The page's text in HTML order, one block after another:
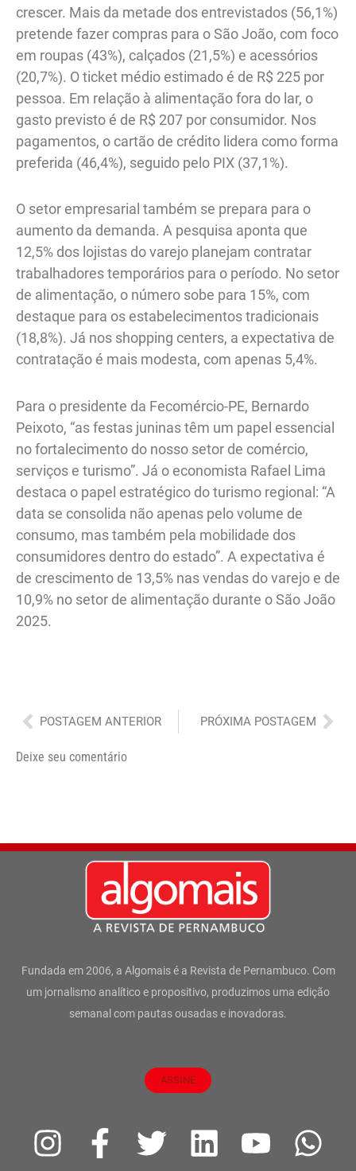
crescer. Mais da metade dos entrevistados (56,1%)
pretende fazer compras para o São João, com foco
em roupas (43%), calçados (21,5%) e acessórios
(20,7%). O ticket médio estimado é de R$ 225 por
pessoa. Em relação à alimentação fora do lar, o
gasto previsto é de R$ 207 por consumidor. Nos
pagamentos, o cartão de crédito lidera como forma
preferida (46,4%), seguido pelo PIX (37,1%).
O setor empresarial também se prepara para o
aumento da demanda. A pesquisa aponta que
12,5% dos lojistas do varejo planejam contratar
trabalhadores temporários para o período. No setor
de alimentação, o número sobe para 15%, com
destaque para os estabelecimentos tradicionais
(18,8%). Já nos shopping centers, a expectativa de
contratação é mais modesta, com apenas 5,4%.
Para o presidente da Fecomércio-PE, Bernardo
Peixoto, “as festas juninas têm um papel essencial
no fortalecimento do nosso setor de comércio,
serviços e turismo”. Já o economista Rafael Lima
destaca o papel estratégico do turismo regional: “A
data se consolida não apenas pelo volume de
consumo, mas também pela mobilidade dos
consumidores dentro do estado”. A expectativa é
de crescimento de 13,5% nas vendas do varejo e de
10,9% no setor de alimentação durante o São João
2025.
Anterior
POSTAGEM ANTERIOR PRÓXIMA POSTAGEM
Deixe seu comentário
Fundada em 2006, a Algomais é a Revista de Pernambuco. Com
um jornalismo analítico e propositivo, produzimos uma edição
semanal com pautas ousadas e inovadoras.
ASSINE
I
F
T
L
Y
W